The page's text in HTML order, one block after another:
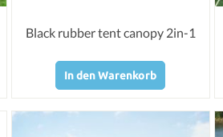
Black rubber tent canopy 2in-1
In den Warenkorb